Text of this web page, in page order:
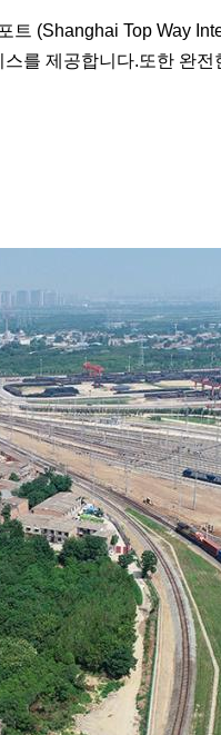
트 (Shanghai Top Way
를 제공합니다.또한 완